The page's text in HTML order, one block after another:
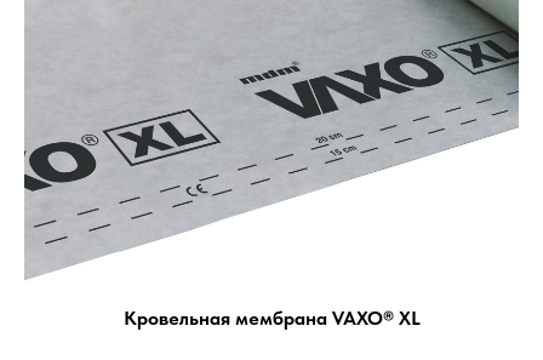
Кровельная мембрана VAXO® XL